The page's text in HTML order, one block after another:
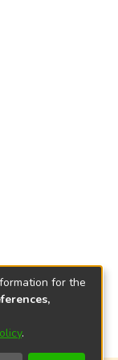
for the
.